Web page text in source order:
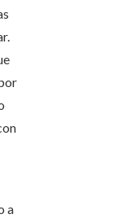
a